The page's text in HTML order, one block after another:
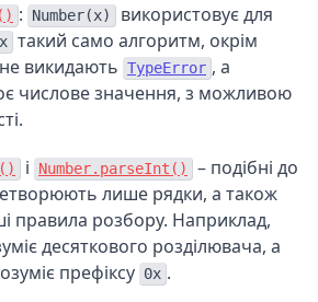
: Number(x)
використовує для
x такий само алгоритм, окрім
не викидають TypeError , а
числове значення, з можливою
і Number.parseInt() – подібні до
лише рядки, а також
правила розбору. Наприклад,
десяткового розділювача, а
префіксу 0x .